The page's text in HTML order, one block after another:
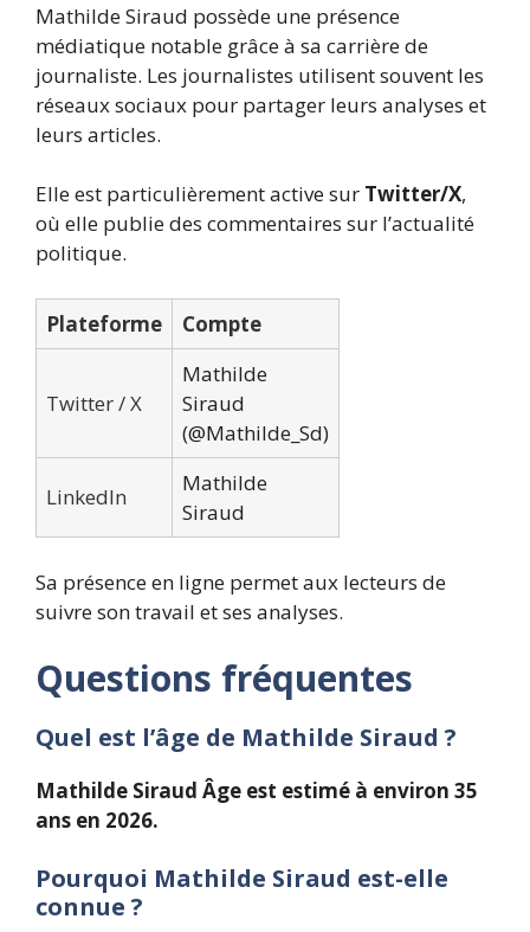
Mathilde Siraud possède une présence
médiatique notable grâce à sa carrière de
journaliste. Les journalistes utilisent souvent les
réseaux sociaux pour partager leurs analyses et
leurs articles.
Elle est particulièrement active sur Twitter/X,
où elle publie des commentaires sur l’actualité
politique.
Plateforme Compte
Twitter / X
Mathilde
Siraud
(@Mathilde_Sd)
LinkedIn
Mathilde
Siraud
Sa présence en ligne permet aux lecteurs de
suivre son travail et ses analyses.
Questions fréquentes
Quel est l’âge de Mathilde Siraud ?
Mathilde Siraud Âge est estimé à environ 35
ans en 2026.
Pourquoi Mathilde Siraud est-elle
connue ?